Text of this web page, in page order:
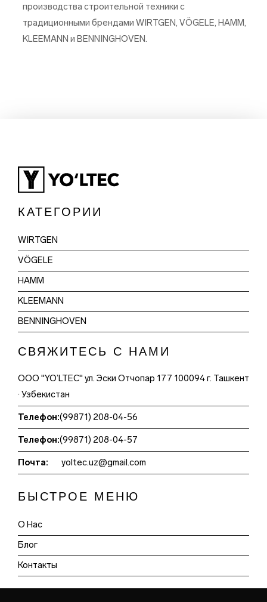
производства строительной техники с
традиционными брендами WIRTGEN, VÖGELE, HAMM,
KLEEMANN и BENNINGHOVEN.
КАТЕГОРИИ
WIRTGEN
VÖGELE
HAMM
KLEEMANN
BENNINGHOVEN
СВЯЖИТЕСЬ С НАМИ
ООО "YO’LTEC" ул. Эски Отчопар 177 100094 г. Ташкент
· Узбекистан
Телефон:(99871) 208-04-56
Телефон:(99871) 208-04-57
Почта: yoltec.uz@gmail.com
БЫСТРОЕ МЕНЮ
О Нас
Блог
Контакты